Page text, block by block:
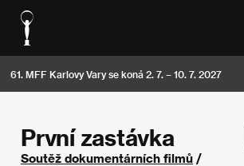
61. MFF Karlovy Vary se koná 2. 7. – 10. 7. 2027
První zastávka
Soutěž dokumentárních filmů /